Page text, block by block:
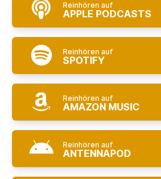
Reinhören auf
APPLE PODCASTS
Reinhören auf
SPOTIFY
Reinhören auf
AMAZON MUSIC
Reinhören auf
ANTENNAPOD